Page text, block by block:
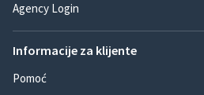
Agency Login
Informacije za klijente
Pomoć